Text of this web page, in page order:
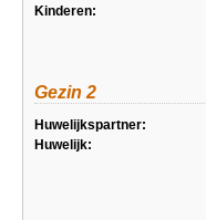
Kinderen:
Gezin 2
Huwelijkspartner:
Huwelijk: